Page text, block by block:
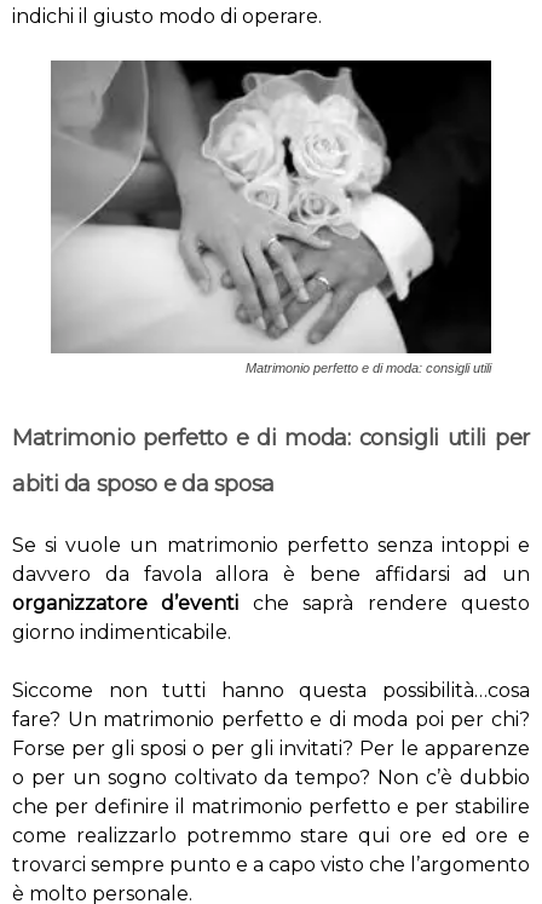
indichi il giusto modo di operare.
Matrimonio perfetto e di moda: consigli utili
Matrimonio perfetto e di moda: consigli utili per
abiti da sposo e da sposa
Se si vuole un matrimonio perfetto senza intoppi e
davvero da favola allora è bene affidarsi ad un
organizzatore d’eventi che saprà rendere questo
giorno indimenticabile.
Siccome non tutti hanno questa possibilità…cosa
fare? Un matrimonio perfetto e di moda poi per chi?
Forse per gli sposi o per gli invitati? Per le apparenze
o per un sogno coltivato da tempo? Non c’è dubbio
che per definire il matrimonio perfetto e per stabilire
come realizzarlo potremmo stare qui ore ed ore e
trovarci sempre punto e a capo visto che l’argomento
è molto personale.